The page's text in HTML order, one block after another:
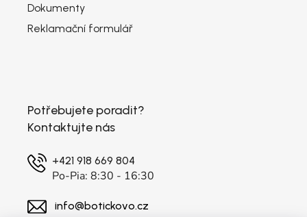
Dokumenty
Reklamační formulář
Potřebujete poradit?
Kontaktujte nás
+421 918 669 804
Po-Pia: 8:30 - 16:30
info@botickovo.cz